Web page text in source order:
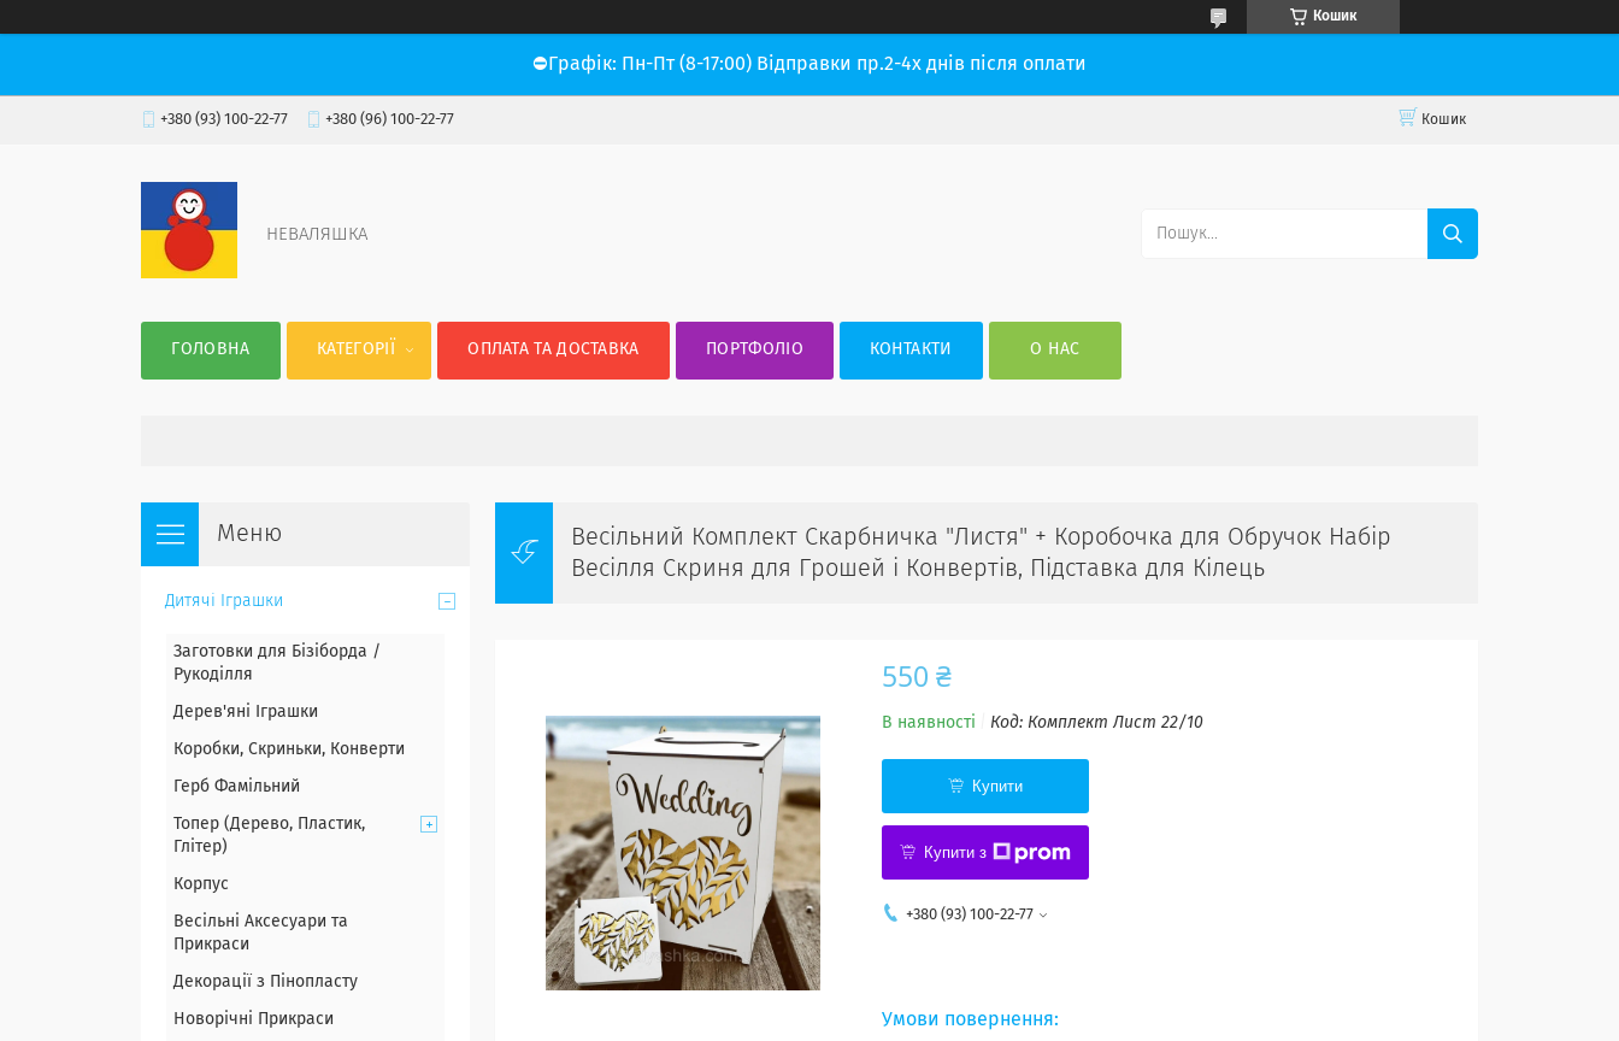
Кошик
⛔Графік: Пн-Пт (8-17:00) Відправки пр.2-4х днів після оплати
+380 (93) 100-22-77 +380 (96) 100-22-77 Кошик
НЕВАЛЯШКА
ГОЛОВНА КАТЕГОРІЇ ОПЛАТА ТА ДОСТАВКА ПОРТФОЛІО КОНТАКТИ О НАС
Весільний Комплект Скарбничка "Листя" + Коробочка для Обручок Набір
Весілля Скриня для Грошей і Конвертів, Підставка для Кілець
550 ₴
В наявності Код: Комплект Лист 22/10
Купити
Купити з
+380 (93) 100-22-77
Дитячі Іграшки
Заготовки для Бізіборда /
Рукоділля
Дерев'яні Іграшки
Коробки, Скриньки, Конверти
Герб Фамільний
Топер (Дерево, Пластик,
Глітер)
Корпус
Весільні Аксесуари та
Прикраси
Декорації з Пінопласту
Новорічні Прикраси